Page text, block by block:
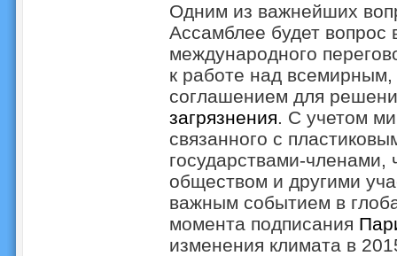
Одним из важнейших
Ассамблее будет вопрос
международного
к работе над
соглашением для
загрязнения. С учетом
связанного с
государствами-членами,
обществом и другими
важным событием в
момента подписания
изменения климата в